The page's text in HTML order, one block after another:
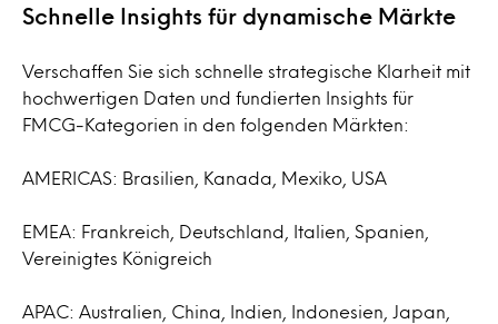
Schnelle Insights für dynamische Märkte
Verschaffen Sie sich schnelle strategische Klarheit mit
hochwertigen Daten und fundierten Insights für
FMCG-Kategorien in den folgenden Märkten:
AMERICAS: Brasilien, Kanada, Mexiko, USA
EMEA: Frankreich, Deutschland, Italien, Spanien,
Vereinigtes Königreich
APAC: Australien, China, Indien, Indonesien, Japan,